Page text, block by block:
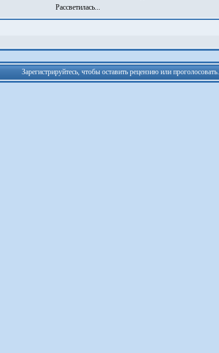
Рассветилась...
Зарегистрируйтесь, чтобы оставить рецензию или проголосовать.